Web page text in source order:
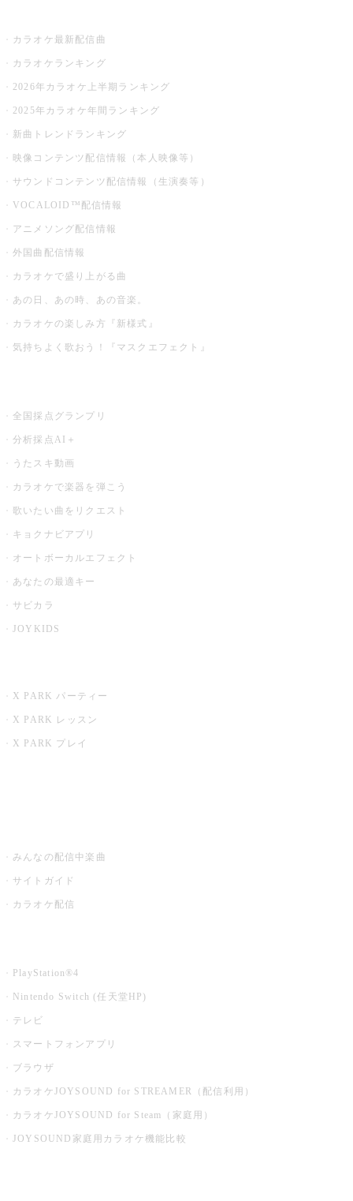
カラオケ最新配信曲
カラオケランキング
2026年カラオケ上半期ランキング
2025年カラオケ年間ランキング
新曲トレンドランキング
映像コンテンツ配信情報（本人映像等）
サウンドコンテンツ配信情報（生演奏等）
VOCALOID™配信情報
アニメソング配信情報
外国曲配信情報
カラオケで盛り上がる曲
あの日、あの時、あの音楽。
カラオケの楽しみ方『新様式』
気持ちよく歌おう！『マスクエフェクト』
全国採点グランプリ
分析採点AI＋
うたスキ動画
カラオケで楽器を弾こう
歌いたい曲をリクエスト
キョクナビアプリ
オートボーカルエフェクト
あなたの最適キー
サビカラ
JOYKIDS
X PARK パーティー
X PARK レッスン
X PARK プレイ
みんなの配信中楽曲
サイトガイド
カラオケ配信
PlayStation®4
Nintendo Switch (任天堂HP)
テレビ
スマートフォンアプリ
ブラウザ
カラオケJOYSOUND for STREAMER（配信利用）
カラオケJOYSOUND for Steam（家庭用）
JOYSOUND家庭用カラオケ機能比較